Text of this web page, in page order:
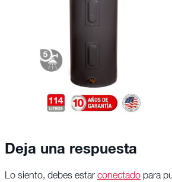
Deja una respuesta
Lo siento, debes estar conectado para